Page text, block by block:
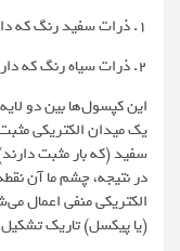
۱. ذرات سفید رنگ که دارای بار الکتریکی مثبت هستند.
۲. ذرات سیاه رنگ که دارای بار الکتریکی منفی هستند.
این کپسول‌ها بین دو
یک میدان الکتریکی
سفید (که بار مثبت
در نتیجه، چشم ما آن
الکتریکی منفی اعمال
(یا پیکسل) تاریک